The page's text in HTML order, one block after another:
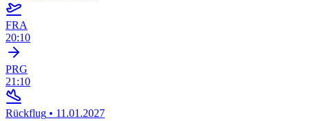
FRA
20:10
PRG
21:10
Rückflug • 11.01.2027